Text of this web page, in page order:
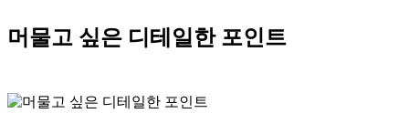
머물고 싶은 디테일한 포인트